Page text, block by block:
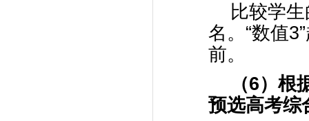
比较学
名。“数值
前。
（6）根
预选高考综